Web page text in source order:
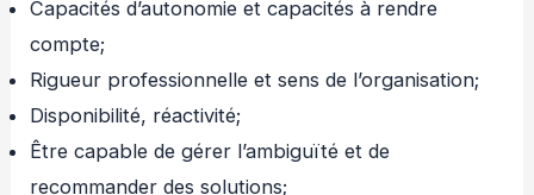
Capacités d’autonomie et capacités à rendre
compte;
Rigueur professionnelle et sens de l’organisation;
Disponibilité, réactivité;
Être capable de gérer l’ambiguïté et de
recommander des solutions;